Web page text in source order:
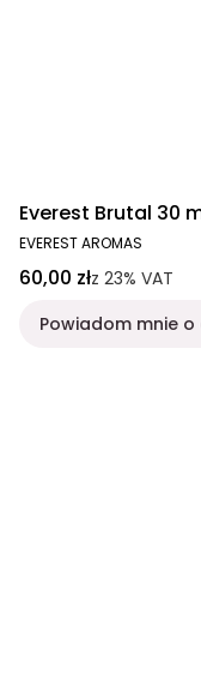
Everest Brutal 30
EVEREST AROMAS
60,00 złz 23% VAT
Powiadom mnie